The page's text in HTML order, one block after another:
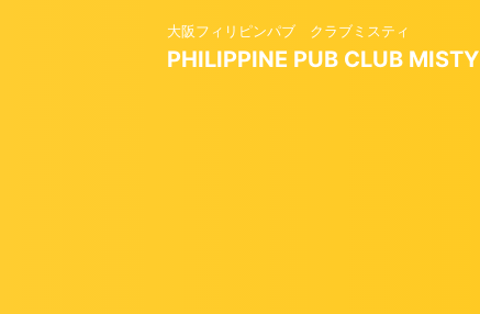
大阪フィリピンパブ クラブミスティ
PHILIPPINE PUB CLUB MISTY